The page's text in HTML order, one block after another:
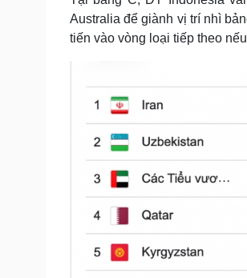
Sức khỏe
Dinh dưỡng - món ngon
Nam khoa
Làm đẹp - giảm cân
Phòng mạch online
Ăn sạch sống khỏe
Cải chính
Australia để giành vị trí nhì
tiến vào vòng loại tiếp theo